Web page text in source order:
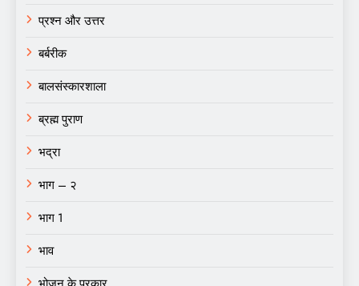
प्रश्न और उत्तर
बर्बरीक
बालसंस्कारशाला
ब्रह्म पुराण
भद्रा
भाग – २
भाग 1
भाव